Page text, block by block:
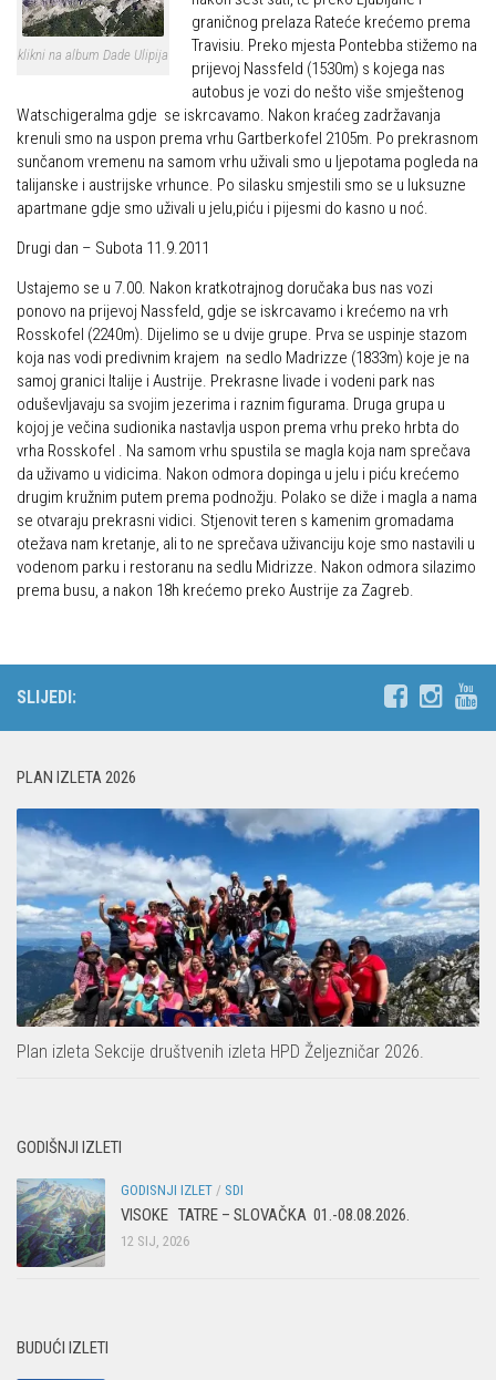
Obiteljska
Plan izleta Obiteljske sekcije za 2026. godinu
Izleti
Izvješća s izleta Obiteljske sekcije
Pruži mi ruku – OSI
OSI Novosti
Izleti
Izvješća s izleta OSI
Visokogorci
Novosti SVP
Povijest SVP
Izvješća s izleta SVP
Speleolozi
Alpinisti
Skijaši
Alpinistička škola
Speleološka škola HPD Željezničar
Gojzerica
Špiljama Lijepe Naše
Hrvatske planinarske kuće
50 vrhova za 50 godina društva
Od vrha do vrha
4 godišnja doba na Oštrcu
Beži Jankec
Pohodi
Noćni pohod na Oštrc
Dragojlinom stazom na Okić
Dan Željezničara na Oštrcu
Putopisi
Put ekspedicionizma
Tomislav Zoričić – Tom
Damir Bajs
Dijana Petrak
Željko Brdal
Markacijska komisija
Dosadašnje aktivnosti
Novosti Markacijske komisije
Plan aktivnosti za 2025. godinu
Putevi koje održava HPD Željezničar
Povijest Markacijske komisije
klikni na album Dade Ulipija
graničnog prelaza Rateće krećemo prema
Travisiu. Preko mjesta Pontebba stižemo na
prijevoj Nassfeld (1530m) s kojega nas
autobus je vozi do nešto više smještenog
Watschigeralma gdje se iskrcavamo. Nakon kraćeg zadržavanja
krenuli smo na uspon prema vrhu Gartberkofel 2105m. Po prekrasnom
sunčanom vremenu na samom vrhu uživali smo u ljepotama pogleda na
talijanske i austrijske vrhunce. Po silasku smjestili smo se u luksuzne
apartmane gdje smo uživali u jelu,piću i pijesmi do kasno u noć.
Drugi dan – Subota 11.9.2011
Ustajemo se u 7.00. Nakon kratkotrajnog doručaka bus nas vozi
ponovo na prijevoj Nassfeld, gdje se iskrcavamo i krećemo na vrh
Rosskofel (2240m). Dijelimo se u dvije grupe. Prva se uspinje stazom
koja nas vodi predivnim krajem na sedlo Madrizze (1833m) koje je na
samoj granici Italije i Austrije. Prekrasne livade i vodeni park nas
oduševljavaju sa svojim jezerima i raznim figurama. Druga grupa u
kojoj je večina sudionika nastavlja uspon prema vrhu preko hrbta do
vrha Rosskofel . Na samom vrhu spustila se magla koja nam sprečava
da uživamo u vidicima. Nakon odmora dopinga u jelu i piću krećemo
drugim kružnim putem prema podnožju. Polako se diže i magla a nama
se otvaraju prekrasni vidici. Stjenovit teren s kamenim gromadama
otežava nam kretanje, ali to ne sprečava uživanciju koje smo nastavili u
vodenom parku i restoranu na sedlu Midrizze. Nakon odmora silazimo
prema busu, a nakon 18h krećemo preko Austrije za Zagreb.
SLIJEDI:
PLAN IZLETA 2026
Plan izleta Sekcije društvenih izleta HPD Željezničar 2026.
GODIŠNJI IZLETI
GODISNJI IZLET / SDI
VISOKE TATRE – SLOVAČKA 01.-08.08.2026.
12 SIJ, 2026
BUDUĆI IZLETI